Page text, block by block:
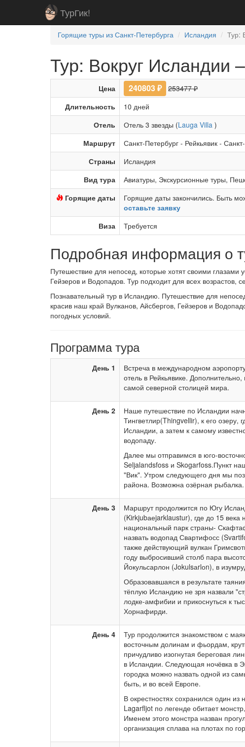
ТурГик!
Горящие туры из Санкт-Петербурга Исландия Тур:
Тур: Вокруг Исландии
Цена 240803₽
253477 ₽
Длительность
10 дней
Отель
Отель 3 звезды (Lauga Villa )
Маршрут
Санкт-Петербург - Рейкьявик -
Страны
Исландия
Вид тура
Авиатуры, Экскурсионные туры,
Горящие даты
Горящие даты закончились. Быть
оставьте заявку
Виза
Требуется
Подробная информация о
Путешествие для непосед, которые хотят своими глазами
Гейзеров и Водопадов. Тур подходит для всех возрастов,
Познавательный тур в Исландию. Путешествие для
красив наш край Вулканов, Айсбергов, Гейзеров и
погодных условий.
Программа тура
День 1
Встреча в международном
отель в Рейкьявике.
самой северной столицей мира.
День 2
Наше путешествие по Исландии
Тингветлир(Thingvellir), к его
Исландии, а затем к самому
водопаду.
Далее мы отправимся в юго-
Seljalandsfoss и Skogarfoss.Пункт
"Вик". Утром следующего дня мы
района. Возможна озёрная рыбалка.
День 3
Маршрут продолжится по Югу
(Kirkjubаеjarklaustur), где до 15 века
национальный парк страны-
назвать водопад Свартифосс
также действующий вулкан
году выбросивший столб пара
Йокульсарлон (Jokulsаrlоn), в
Образовавшаяся в результате
тёплую Исландию не зря назвали
лодке-амфибии и прикоснуться к
Хорнафирди.
День 4
Тур продолжится знакомством с
восточным долинам и фьордам,
причудливо изогнутая береговая
в Исландии. Следующая ночёвка в
городка можно назвать одной из
быть, и во всей Европе.
В окрестностях сохранился один
Lagarfljot по легенде обитает
Именем этого монстра назван
организация сплава на плотах по